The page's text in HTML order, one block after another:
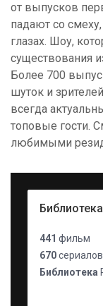
Радио
Спутниковым
О сайте
Активировать
от выпусков
падают со
глазах. Шоу,
существования
Более 700
шуток и
всегда
топовые гости.
любимыми
441 фильм
670сериалов
Библиотека